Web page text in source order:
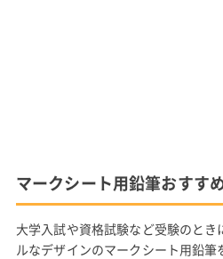
マークシート用鉛筆おすす
大学入試や資格試験など受験のと
ルなデザインのマークシート用鉛筆